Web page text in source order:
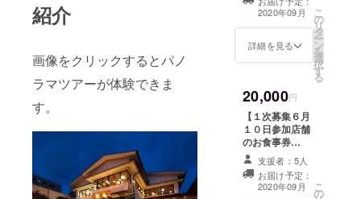
紹介
画像をクリックするとパノ
ラマツアーが体験できま
す。
をご記入くださ
い。不要の場合
と備考欄にご記
入ください。 ※
加店舗の運用資
金に充てさせて
いただきます。
※1回の決済に
220円の手数料
がかかりますの
で、複数の場合
はまとめて購入
めて購入がお得
です。
向船/井手ちゃん
ぽん筑紫野店/う
どん処麺や十壱/
おむすびぎゅっ
ぎゅ二日市店/カ
メール/かんてら/
酒房こみち/炭火
串焼鉄板 いちみ
つ/スナックエン
ドレス/スナック
メール/餃子酒場
りきまる/ダイニ
ングエン/鉄板焼
じゅうじゅう/博
券1000円×11枚
備考欄にお食事
券を使いたい店
舗名を下記店舗
より1店舗記載く
酒処かむら/さじ
かげん/スナック
A＆C/とろばこ/
レッフェル ※必
ず「備考欄」に
飲食店名をご記
入ください。不
要の場合は、
2020年09月
詳細を見る
こ
の
リ
タ
ー
ン
を
選
択
す
る
20,000円
【１次募集６月
１０日参加店舗
のお食事券
20000円】 筑紫
野市飲食店応援
お食事券1000円
×22枚 備考欄に
支援者：5人
お届け予定：
2020年09月
こ
の